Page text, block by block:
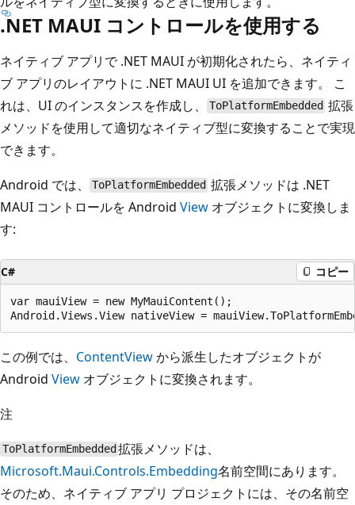
.NET MAUI コントロールを使用する
ネイティブ アプリで .NET MAUI が初期化されたら、ネイティ
ブ アプリのレイアウトに .NET MAUI UI を追加できます。 こ
れは、UI のインスタンスを作成し、
ToPlatformEmbedded 拡張
メソッドを使用して適切なネイティブ型に変換することで実現
できます。
Android では、
ToPlatformEmbedded 拡張メソッドは .NET
MAUI コントロールを Android View オブジェクトに変換しま
す:
C# コピー
var mauiView = new MyMauiContent();
この例では、 ContentViewから派生したオブジェクトが
Android View オブジェクトに変換されます。
注
ToPlatformEmbedded 拡張メソッドは、
Microsoft.Maui.Controls.Embedding名前空間にあります。
そのため、ネイティブ アプリ プロジェクトには、その名前空